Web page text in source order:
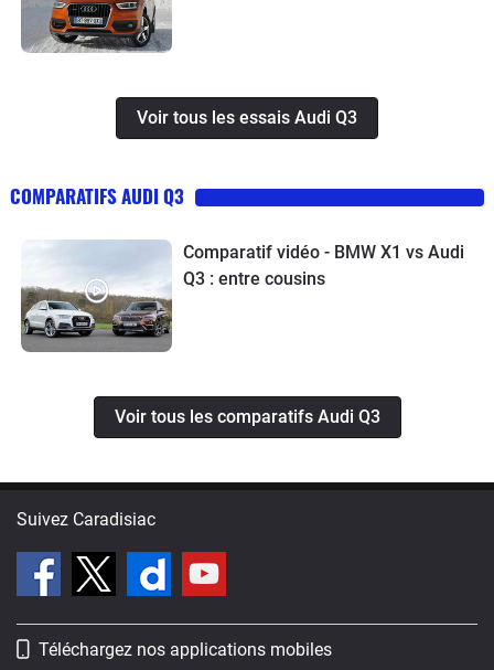
Voir tous les essais Audi Q3
COMPARATIFS AUDI Q3
Comparatif vidéo - BMW X1 vs Audi
Q3 : entre cousins
Voir tous les comparatifs Audi Q3
Suivez Caradisiac
Téléchargez nos applications mobiles